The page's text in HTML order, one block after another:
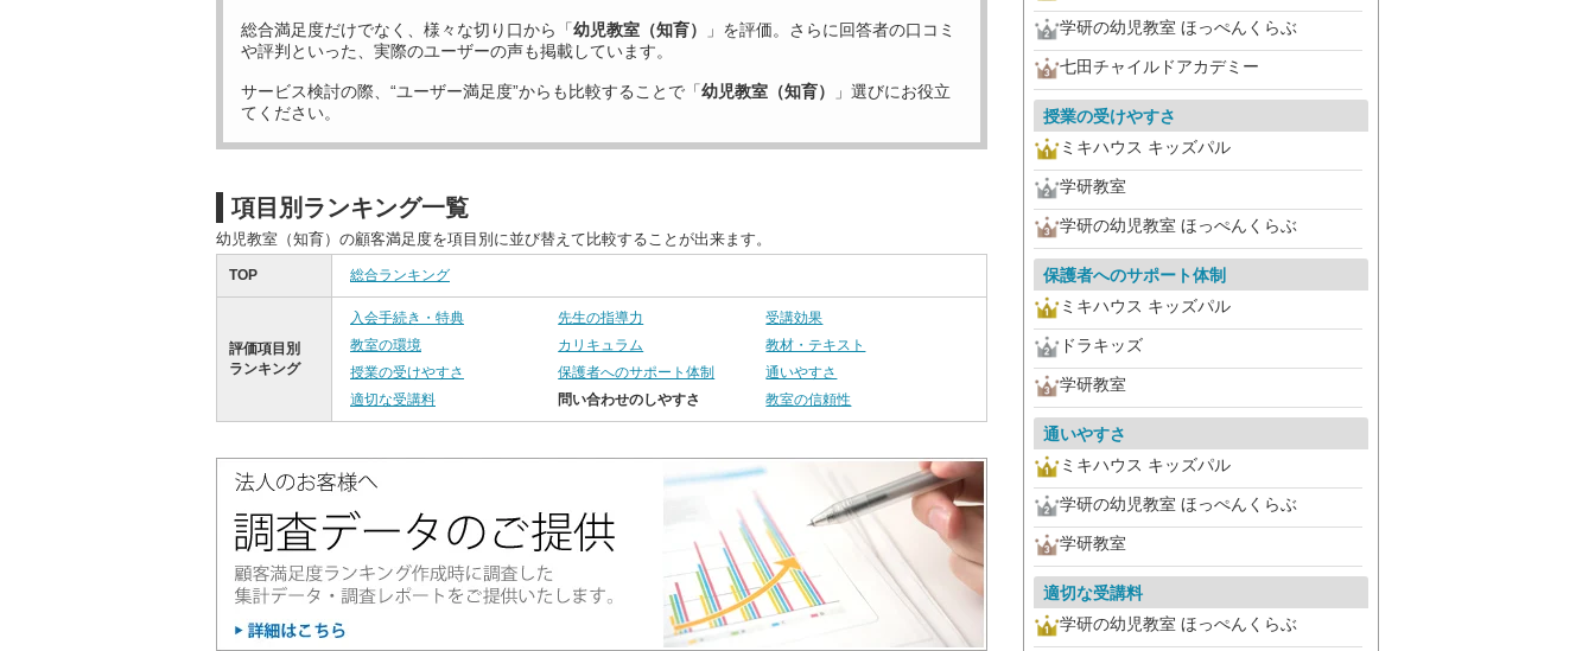
総合満足度だけでなく、様々な切り口から「幼児教室（知育）
」を評価。さらに回答者の口コミ
や評判といった、実際のユーザーの声も掲載しています。
サービス検討の際、“ユーザー満足度”からも比較することで「幼児教室（知育）
」選びにお役立
てください。
項目別ランキング一覧
幼児教室（知育）の顧客満足度を項目別に並び替えて比較することが出来ます。
TOP 総合ランキング
評価項目別
ランキング
入会手続き・特典 先生の指導力
受講効果
教室の環境
カリキュラム
教材・テキスト
授業の受けやすさ
保護者へのサポート体制
通いやすさ
適切な受講料
問い合わせのしやすさ 教室の信頼性
学研の幼児教室 ほっぺんくらぶ
七田チャイルドアカデミー
授業の受けやすさ
ミキハウス キッズパル
学研教室
学研の幼児教室 ほっぺんくらぶ
保護者へのサポート体制
ミキハウス キッズパル
ドラキッズ
学研教室
通いやすさ
ミキハウス キッズパル
学研の幼児教室 ほっぺんくらぶ
学研教室
適切な受講料
学研の幼児教室 ほっぺんくらぶ